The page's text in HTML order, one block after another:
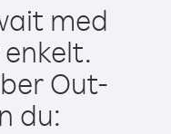
med
Out-
du: